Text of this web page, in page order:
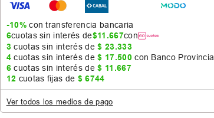
-10%con transferencia bancaria
6cuotas sin interés de$11 .667con
3cuotas sin interés de$ 23.333
4cuotas sin interés de$ 17.500 con Banco Provincia
6cuotas sin interés de$ 11 .667
12 cuotas fijas de $ 6744
Ver todos los medios de pago